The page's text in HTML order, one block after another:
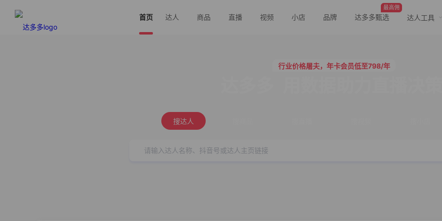
首页 达人 商品 直播 视频 小店 品牌
最高佣
达多多甄选 达人工具
行业价格屠夫，年卡会员低至798/年
搜达人